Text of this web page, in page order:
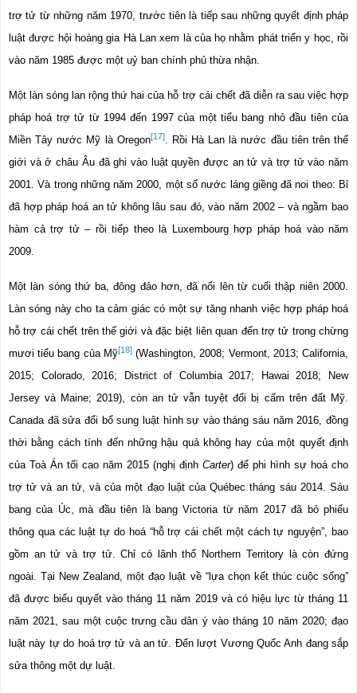
trợ tử từ những năm 1970, trước tiên là tiếp sau những quyết định pháp
luật được hội hoàng gia Hà Lan xem là của họ nhằm phát triển y học, rồi
vào năm 1985 được một uỷ ban chính phủ thừa nhận.
Một làn sóng lan rộng thứ hai của hỗ trợ cái chết đã diễn ra sau việc hợp
pháp hoá trợ tử từ 1994 đến 1997 của một tiểu bang nhỏ đầu tiên của
Miền Tây nước Mỹ là Oregon[17]. Rồi Hà Lan là nước đầu tiên trên thế
giới và ở châu Âu đã ghi vào luật quyền được an tử và trợ tử vào năm
2001. Và trong những năm 2000, một số nước láng giềng đã noi theo: Bỉ
đã hợp pháp hoá an tử không lâu sau đó, vào năm 2002 – và ngầm bao
hàm cả trợ tử – rồi tiếp theo là Luxembourg hợp pháp hoá vào năm
2009.
Một làn sóng thứ ba, đông đảo hơn, đã nổi lên từ cuối thập niên 2000.
Làn sóng này cho ta cảm giác có một sự tăng nhanh việc hợp pháp hoá
hỗ trợ cái chết trên thế giới và đặc biệt liên quan đến trợ tử trong chừng
mươi tiểu bang của Mỹ[18] (Washington, 2008; Vermont, 2013; California,
2015; Colorado, 2016; District of Columbia 2017; Hawai 2018; New
Jersey và Maine; 2019), còn an tử vẫn tuyệt đối bị cấm trên đất Mỹ.
Canada đã sửa đổi bổ sung luật hình sự vào tháng sáu năm 2016, đồng
thời bằng cách tính đến những hậu quả không hay của một quyết định
của Toà Án tối cao năm 2015 (nghị định Carter) để phi hình sự hoá cho
trợ tử và an tử, và của một đạo luật của Québec tháng sáu 2014. Sáu
bang của Úc, mà đầu tiên là bang Victoria từ năm 2017 đã bỏ phiếu
thông qua các luật tự do hoá “hỗ trợ cái chết một cách tự nguyện”, bao
gồm an tử và trợ tử. Chỉ có lãnh thổ Northern Territory là còn đứng
ngoài. Tại New Zealand, một đạo luật về “lựa chọn kết thúc cuộc sống”
đã được biểu quyết vào tháng 11 năm 2019 và có hiệu lực từ tháng 11
năm 2021, sau một cuộc trưng cầu dân ý vào tháng 10 năm 2020; đạo
luật này tự do hoá trợ tử và an tử. Đến lượt Vương Quốc Anh đang sắp
sửa thông một dự luật.